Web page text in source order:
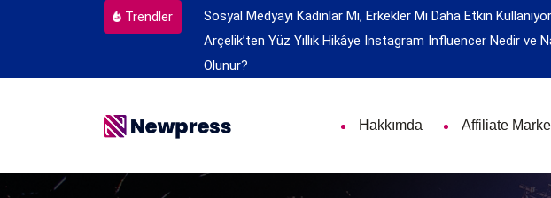
Trendler
Sosyal Medyayı Kadınlar Mı, Erkekler Mi Daha Etkin
Arçelik’ten Yüz Yıllık Hikâye Instagram Influencer Nedir ve
Olunur?
Hakkımda Affiliate